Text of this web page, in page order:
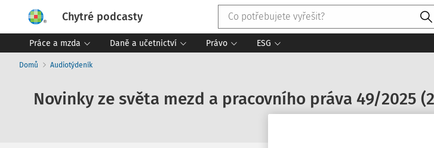
Chytré podcasty
Práce a mzda Daně a učetnictví Právo ESG
Domů Audiotýdeník
Novinky ze světa mezd a pracovního práva 49/2025